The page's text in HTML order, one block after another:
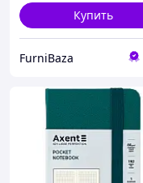
Купить
FurniBaza